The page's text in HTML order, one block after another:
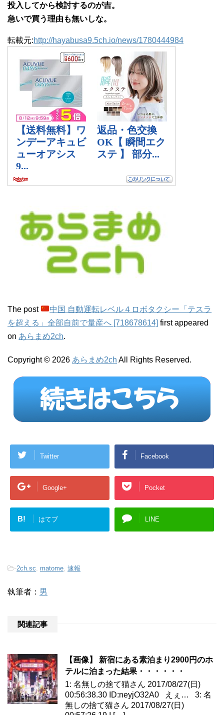
投入してから検討するのが吉。
急いで買う理由も無いしな。
転載元:http://hayabusa9.5ch.io/news/1780444984
The post
中国 自動運転レベル４ロボタクシー「テスラ
を超える」全部自前で量産へ [718678614] first appeared
on あらまめ2ch.
Copyright © 2026 あらまめ2ch All Rights Reserved.
Twitter Facebook
Google+ Pocket
B! はてブ LINE
-2ch.sc matome 速報
執筆者： 男
関連記事
【画像】 新宿にある素泊まり2900円のホ
テルに泊まった結果・・・・・・
1: 名無しの捨て猫さん 2017/08/27(日)
00:56:38.30 ID:neyjO32A0 えぇ… 3: 名
無しの捨て猫さん 2017/08/27(日)